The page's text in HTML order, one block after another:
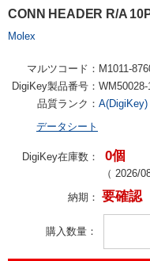
CONN HEADER R/A
Molex
マルツコード： M1011-
DigiKey製品番号： WM50028-
品質ランク： A(DigiKey)
データシート
DigiKey在庫数： 0個
（ 2026/
納期： 要確認
購入数量